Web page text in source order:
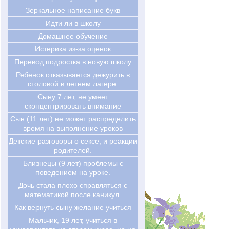
Зеркальное написание букв
Идти ли в школу
Домашнее обучение
Истерика из-за оценок
Перевод подростка в новую школу
Ребенок отказывается дежурить в
столовой в летнем лагере.
Cыну 7 лет, не умеет
сконцентрировать внимание
Сын (11 лет) не может распределить
время на выполнение уроков
Детские разговоры о сексе, и реакции
родителей.
Близнецы (9 лет) проблемы с
поведением на уроке.
Дочь стала плохо справляться с
математикой после каникул.
Как вернуть сыну желание учиться
Мальчик, 19 лет, учиться в